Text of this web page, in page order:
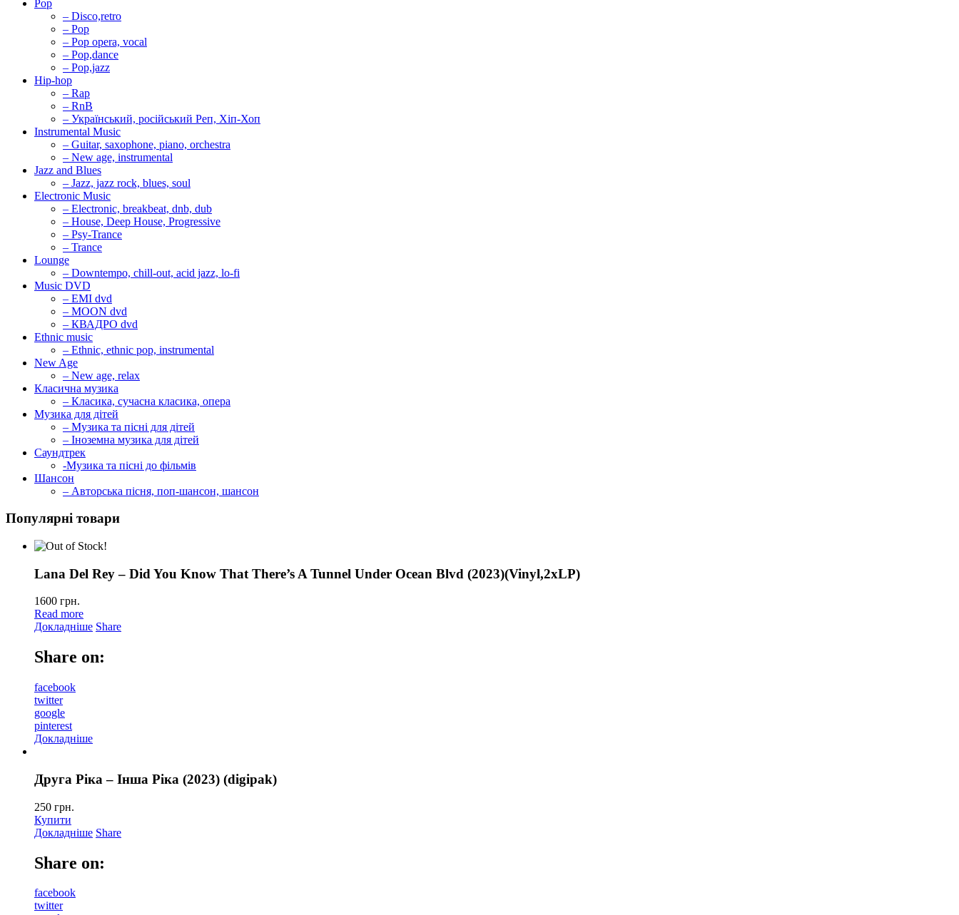
Pop
– Disco,retro
– Pop
– Pop opera, vocal
– Pop,dance
– Pop,jazz
Hip-hop
– Rap
– RnB
– Український, російський Реп, Хіп-Хоп
Instrumental Music
– Guitar, saxophone, piano, orchestra
– New age, instrumental
Jazz and Blues
– Jazz, jazz rock, blues, soul
Electronic Music
– Electronic, breakbeat, dnb, dub
– House, Deep House, Progressive
– Psy-Trance
– Trance
Lounge
– Downtempo, chill-out, acid jazz, lo-fi
Music DVD
– EMI dvd
– MOON dvd
– КВАДРО dvd
Ethnic music
– Ethnic, ethnic pop, instrumental
New Age
– New age, relax
Класична музика
– Класика, сучасна класика, опера
Музика для дітей
– Музика та пісні для дітей
– Іноземна музика для дітей
Саундтрек
-Музика та пісні до фільмів
Шансон
– Авторська пісня, поп-шансон, шансон
Популярні товари
Lana Del Rey – Did You Know That There’s A Tunnel Under Ocean Blvd (2023)(Vinyl,2xLP)
1600 грн.
Read more
Докладніше Share
Share on:
facebook
twitter
google
pinterest
Докладніше
Друга Ріка – Інша Ріка (2023) (digipak)
250 грн.
Купити
Докладніше Share
Share on:
facebook
twitter